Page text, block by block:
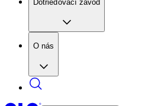
Dotrieďovací závod
O nás